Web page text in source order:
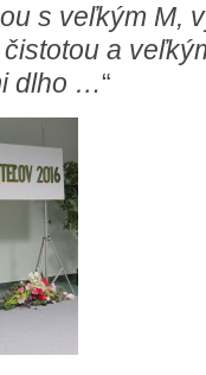
s veľkým M,
a
dlho …“